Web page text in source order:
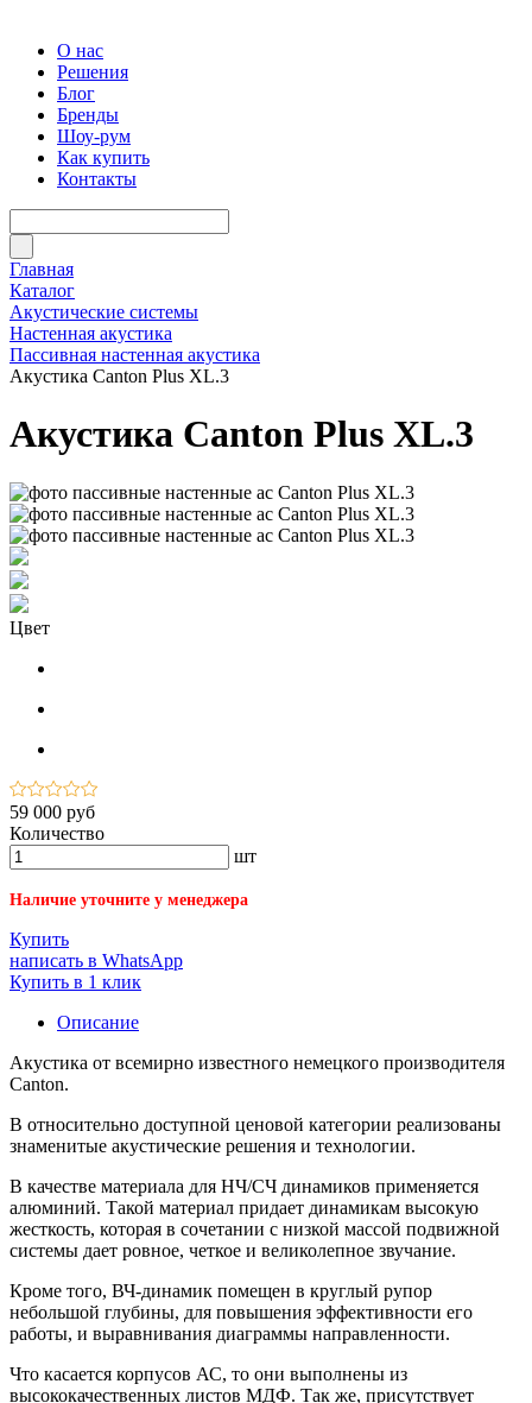
О нас
Решения
Блог
Бренды
Шоу-рум
Как купить
Контакты
Главная
Каталог
Акустические системы
Настенная акустика
Пассивная настенная акустика
Акустика Canton Plus XL.3
Акустика Canton Plus XL.3
Цвет
59 000 руб
Количество
шт
Наличие уточните у менеджера
Купить
написать в WhatsApp
Купить в 1 клик
Описание
Акустика от всемирно известного немецкого производителя
Canton.
В относительно доступной ценовой категории реализованы
знаменитые акустические решения и технологии.
В качестве материала для НЧ/СЧ динамиков применяется
алюминий. Такой материал придает динамикам высокую
жесткость, которая в сочетании с низкой массой подвижной
системы дает ровное, четкое и великолепное звучание.
Кроме того, ВЧ-динамик помещен в круглый рупор
небольшой глубины, для повышения эффективности его
работы, и выравнивания диаграммы направленности.
Что касается корпусов АС, то они выполнены из
высококачественных листов МДФ. Так же, присутствует